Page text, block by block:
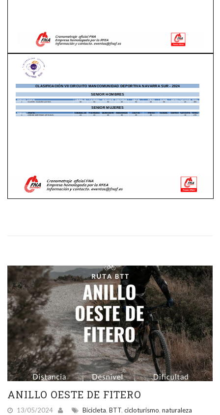
ANILLO OESTE DE FITERO
13/05/2024 Bicicleta, BTT, cicloturismo, naturaleza